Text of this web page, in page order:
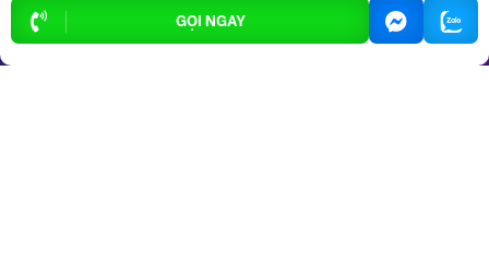
GỌI NGAY
Dịch vụ
Hỗ trợ